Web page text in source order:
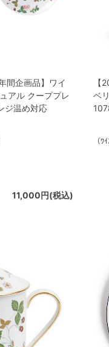
間企画品】ワイ
アル クーププレ
ジ温め対応
11,000円(税込)
【
ベ
（ﾜ